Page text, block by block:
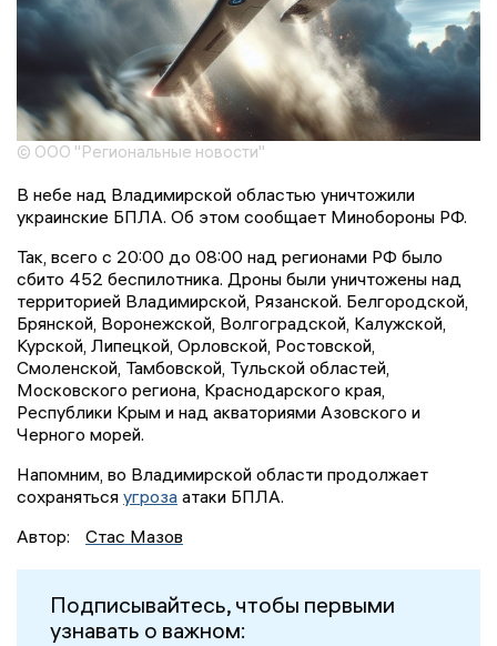
© ООО "Региональные новости"
В небе над Владимирской областью уничтожили
украинские БПЛА. Об этом сообщает Минобороны РФ.
Так, всего с 20:00 до 08:00 над регионами РФ было
сбито 452 беспилотника. Дроны были уничтожены над
территорией Владимирской, Рязанской. Белгородской,
Брянской, Воронежской, Волгоградской, Калужской,
Курской, Липецкой, Орловской, Ростовской,
Смоленской, Тамбовской, Тульской областей,
Московского региона, Краснодарского края,
Республики Крым и над акваториями Азовского и
Черного морей.
Напомним, во Владимирской области продолжает
сохраняться угроза атаки БПЛА.
Автор:
Стас Мазов
Подписывайтесь, чтобы первыми
узнавать о важном: